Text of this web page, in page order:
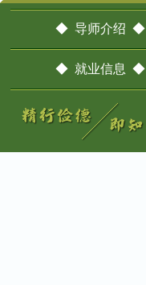
◆ 导师介绍 ◆
◆ 就业信息 ◆